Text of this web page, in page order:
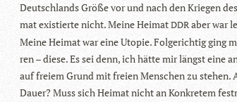
Deutsch­lands Größe vor und nach den Krie­gen
mat exis­tierte nicht. Meine Hei­matDDRaber war
Meine Hei­mat war eine Uto­pie. Fol­ge­rich­tig ging
ren – diese. Es sei denn, ich hätte mir längst eine
auf freiem Grund mit freien Men­schen zu ste­hen.
Dauer? Muss sich Hei­mat nicht an Kon­kre­tem